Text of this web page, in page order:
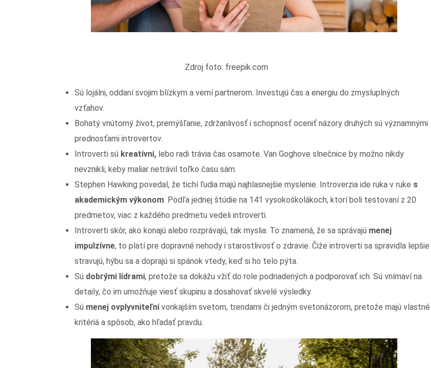
Zdroj foto: freepik.com
Sú lojálni, oddaní svojim blízkym a verní partnerom. Investujú čas a energiu do zmysluplných
vzťahov.
Bohatý vnútorný život, premýšľanie, zdržanlivosť i schopnosť oceniť názory druhých sú významnými
prednosťami introvertov.
Introverti sú kreatívni, lebo radi trávia čas osamote. Van Goghove slnečnice by možno nikdy
nevznikli, keby maliar netrávil toľko času sám.
Stephen Hawking povedal, že tichí ľudia majú najhlasnejšie myslenie. Introverzia ide ruka v ruke s
akademickým výkonom. Podľa jednej štúdie na 141 vysokoškolákoch, ktorí boli testovaní z 20
predmetov, viac z každého predmetu vedeli introverti.
Introverti skôr, ako konajú alebo rozprávajú, tak myslia. To znamená, že sa správajú menej
impulzívne, to platí pre dopravné nehody i starostlivosť o zdravie. Čiže introverti sa spravidla lepšie
stravujú, hýbu sa a doprajú si spánok vtedy, keď si ho telo pýta.
Sú dobrými lídrami, pretože sa dokážu vžiť do role podriadených a podporovať ich. Sú vnímaví na
detaily, čo im umožňuje viesť skupinu a dosahovať skvelé výsledky.
Sú menej ovplyvniteľnívonkajším svetom, trendami či jedným svetonázorom, pretože majú vlastné
kritériá a spôsob, ako hľadať pravdu.